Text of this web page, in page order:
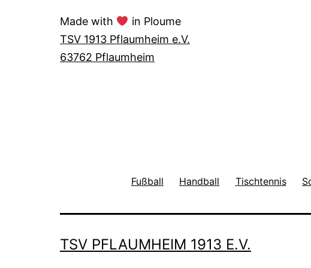
Made with
in Ploume
TSV 1913 Pflaumheim e.V.
63762 Pflaumheim
Fußball Handball Tischtennis
TSV PFLAUMHEIM 1913 E.V.